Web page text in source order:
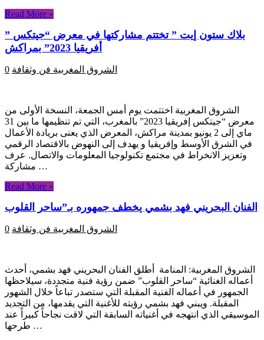
Read More »
” بلاك ستون إيت ” تختتم مشاركتها في معرض “جيتكس
أفريقيا 2023” بمراكش
الشروق المغربية فن وثقافة 0
الشروق المغربية اختتمت يوم أمس الجمعة، النسخة الأولى من
معرض “جيتكس إفريقيا 2023” بالمغرب، التي تم تنظيمها ما بين 31
ماي إلى 2 يونيو بمدينة مراكش، المعرض الذي يعنى بريادة الأعمال
في الشرق الأوسط وإفريقيا و يهدف إلى النهوض بالاقتصاد الرقمي
وتعزيز الانخراط في مجتمع تكنولوجيا المعلومات والاتصال. عرف
مشاركة …
Read More »
الفنان البحريني فهد بشمي يخطف جمهوره بـ”ساحر القلوب
الشروق المغربية فن وثقافة 0
الشروق المغربية: المنامة أطلق الفنان البحريني فهد بشمي، أحدث
أعماله الغنائية “ساحر القلوب” ضمن رؤية فنية متجددة، سيلاحظها
الجمهور في أعماله الفنية المقبلة التي ستصدر تباعاً خلال الشهور
المقبلة. ويبني فهد بشمي رؤيته للأغنية التي يقدمها، من التجديد
الموسيقي الذي انتهجه في أغنياته السابقة التي لاقت نجاحاً كبيراً عند
طرحها …